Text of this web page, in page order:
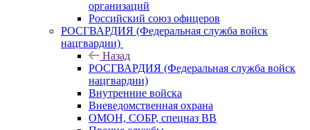
организаций
Российский союз офицеров
РОСГВАРДИЯ (Федеральная служба войск
нацгвардии)
Назад
РОСГВАРДИЯ (Федеральная служба войск
нацгвардии)
Внутренние войска
Вневедомственная охрана
ОМОН, СОБР, спецназ ВВ